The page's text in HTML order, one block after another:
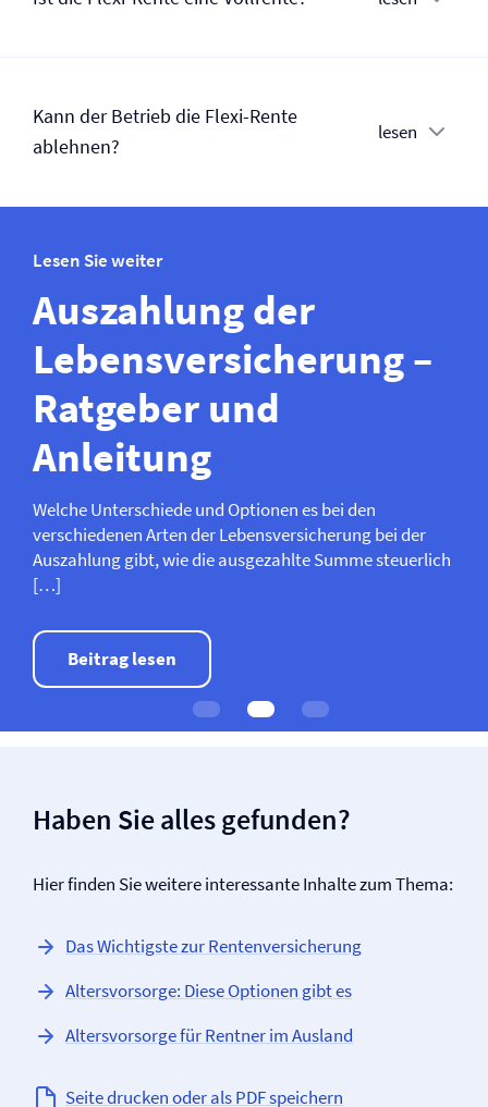
Kann der Betrieb die Flexi-Rente
ablehnen?
lesen
Lesen Sie weiter
Auszahlung der
Lebens­­versicherung –
Ratgeber und
Anleitung
Welche Unterschiede und Optionen es bei den
verschiedenen Arten der Lebens­­versicherung bei der
Auszahlung gibt, wie die ausgezahlte Summe steuerlich
[…]
Beitrag lesen
Haben Sie alles gefunden?
Hier finden Sie weitere interessante Inhalte zum Thema:
Das Wichtigste zur Renten­versicherung
Altersvorsorge: Diese Optionen gibt es
Altersvorsorge für Rentner im Ausland
Seite drucken oder als PDF speichern